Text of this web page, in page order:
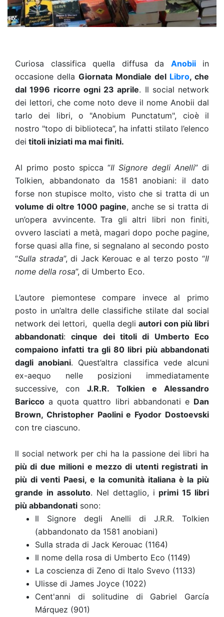
Curiosa classifica quella diffusa da Anobii
in
occasione della Giornata Mondiale del Libro, che
dal 1996 ricorre ogni 23 aprile. Il social network
dei lettori, che come noto deve il nome Anobii dal
tarlo dei libri, o "Anobium Punctatum", cioè il
nostro "topo di biblioteca”, ha infatti stilato l’elenco
dei titoli iniziati ma mai finiti.
Al primo posto spicca “Il Signore degli Anelli” di
Tolkien, abbandonato da 1581 anobiani: il dato
forse non stupisce molto, visto che si tratta di un
volume di oltre 1000 pagine, anche se si tratta di
un’opera avvincente. Tra gli altri libri non finiti,
ovvero lasciati a metà, magari dopo poche pagine,
forse quasi alla fine, si segnalano al secondo posto
“Sulla strada”, di Jack Kerouac e al terzo posto “Il
nome della rosa”, di Umberto Eco.
L’autore piemontese compare invece al primo
posto in un’altra delle classifiche stilate dal social
network dei lettori, quella degliautori con più libri
abbandonati:cinque dei titoli di Umberto Eco
compaiono infatti tra gli 80 libri più abbandonati
dagli anobiani. Quest’altra classifica vede alcuni
ex-aequo nelle posizioni immediatamente
successive, conJ.R.R. Tolkien e Alessandro
Baricco a quota quattro libri abbandonati e Dan
Brown, Christopher Paolini e Fyodor Dostoevski
con tre ciascuno.
ll social network per chi ha la passione dei libri ha
più di due milioni e mezzo di utenti registrati in
più di venti Paesi, e la comunità italiana è la più
grande in assoluto. Nel dettaglio, i primi 15 libri
più abbandonati sono:
Il Signore degli Anelli di J.R.R. Tolkien
(abbandonato da 1581 anobiani)
Sulla strada di Jack Kerouac (1164)
Il nome della rosa di Umberto Eco (1149)
La coscienza di Zeno di Italo Svevo (1133)
Ulisse di James Joyce (1022)
Cent'anni di solitudine di Gabriel García
Márquez (901)